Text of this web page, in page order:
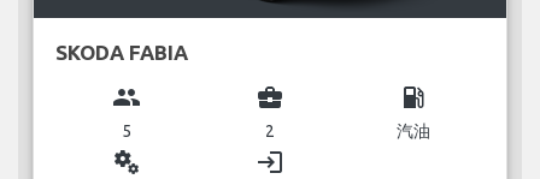
SKODA FABIA
group
5
business_center
2
local_gas_station
汽油
miscellaneous_services login